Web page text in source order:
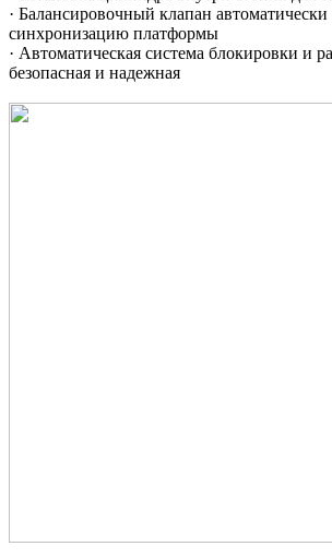
· Балансировочный клапан автоматически
синхронизацию платформы
· Автоматическая система блокировки и
безопасная и надежная